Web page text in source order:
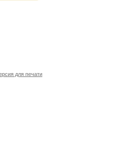
для печати